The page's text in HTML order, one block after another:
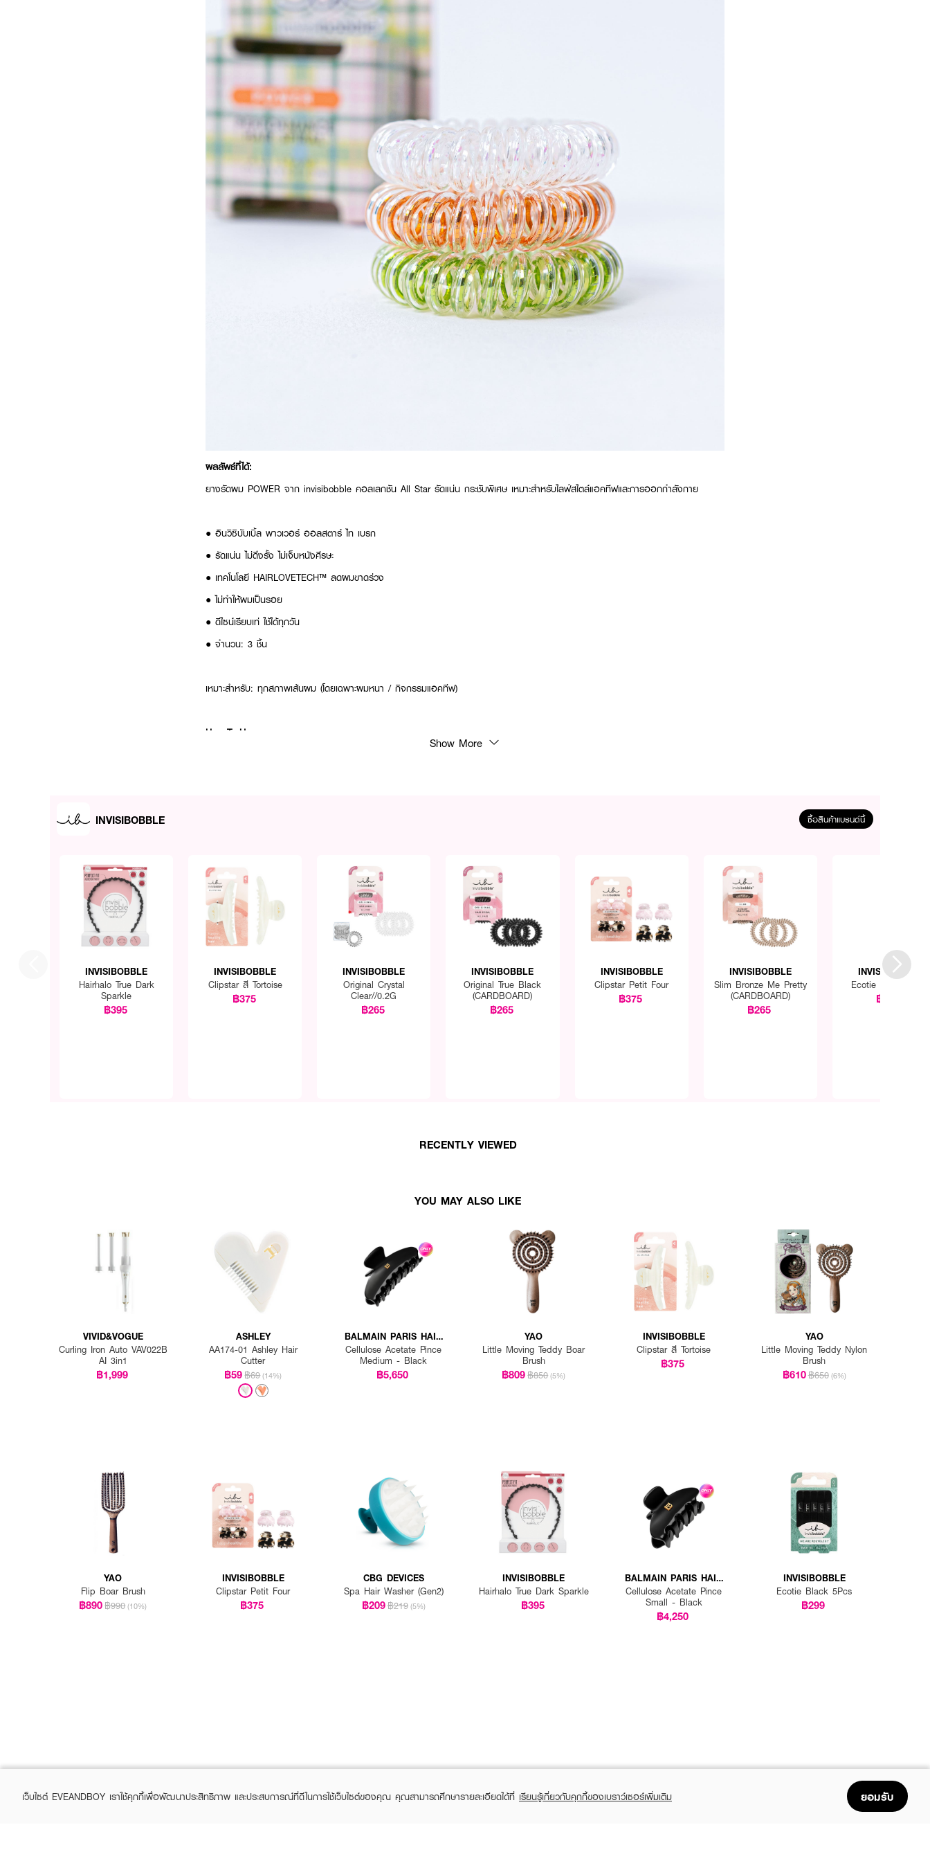
ผลลัพธ์ที่ได้:
ยางรัดผม POWER จาก invisibobble คอลเลกชัน All Star รัดแน่น กระชับพิเศษ เหมาะสำหรับไลฟ์สไตล์แอคทีฟและการออกกำลังกาย
● อินวิซิบับเบิ้ล พาวเวอร์ ออลสตาร์ ไท เบรก
● รัดแน่น ไม่ดึงรั้ง ไม่เจ็บหนังศีรษะ
● เทคโนโลยี HAIRLOVETECH™ ลดผมขาดร่วง
● ไม่ทำให้ผมเป็นรอย
● ดีไซน์เรียบเท่ ใช้ได้ทุกวัน
● จำนวน: 3 ชิ้น
เหมาะสำหรับ: ทุกสภาพเส้นผม (โดยเฉพาะผมหนา / กิจกรรมแอคทีฟ)
How To Use:
● ใช้กับผมแบบไหนดี? เหมาะกับทุกสภาพผม โดยเฉพาะผมหนา/ทำกิจกรรมเยอะ
✨ มั่นใจทุกการเคลื่อนไหว ✨ INVISIBOBBLE POWER ALL STAR มัดแน่นได้ใจ!
Show More
INVISIBOBBLE ซื้อสินค้าแบรนด์นี้
INVISIBOBBLE
Hairhalo True Dark
Sparkle
฿395
INVISIBOBBLE
Clipstar สี Tortoise
฿375
INVISIBOBBLE
Original Crystal
Clear//0.2G
฿265
INVISIBOBBLE
Original True Black
(CARDBOARD)
฿265
INVISIBOBBLE
Clipstar Petit Four
฿375
INVISIBOBBLE
Slim Bronze Me Pretty
(CARDBOARD)
฿265
INVISIBOBBLE
Ecotie Black 5Pcs
฿299
RECENTLY VIEWED
YOU MAY ALSO LIKE
VIVID&VOGUE
Curling Iron Auto VAV022B
AI 3in1
฿1,999
ASHLEY
AA174-01 Ashley Hair
Cutter
฿59฿69 (14%)
BALMAIN PARIS HAIR
COUTURE
Cellulose Acetate Pince
Medium - Black
฿5,650
YAO
Little Moving Teddy Boar
Brush
฿809฿850 (5%)
INVISIBOBBLE
Clipstar สี Tortoise
฿375
YAO
Little Moving Teddy Nylon
Brush
฿610฿650 (6%)
YAO
Flip Boar Brush
฿890฿990 (10%)
INVISIBOBBLE
Clipstar Petit Four
฿375
CBG DEVICES
Spa Hair Washer (Gen2)
฿209฿219 (5%)
INVISIBOBBLE
Hairhalo True Dark Sparkle
฿395
BALMAIN PARIS HAIR
COUTURE
Cellulose Acetate Pince
Small - Black
฿4,250
INVISIBOBBLE
Ecotie Black 5Pcs
฿299
เว็บไซต์ EVEANDBOY เราใช้คุกกี้เพื่อพัฒนาประสิทธิภาพ และประสบการณ์ที่ดีในการใช้เว็บไซต์ของคุณ คุณสามารถศึกษารายละเอียดได้ที่ เรียนรู้เกี่ยวกับคุกกี้ของเบราว์เซอร์เพิ่มเติม ยอมรับ